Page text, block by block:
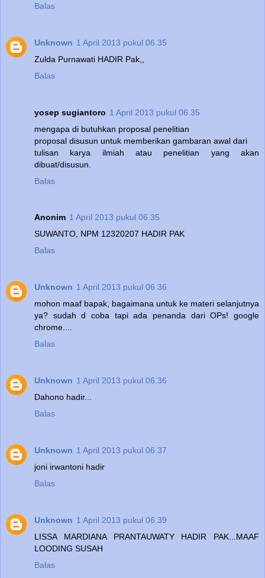
Balas
Unknown 1 April 2013 pukul 06.35
Zulda Purnawati HADIR Pak,,
Balas
yosep sugiantoro 1 April 2013 pukul 06.35
mengapa di butuhkan proposal penelitian
proposal disusun untuk memberikan gambaran awal dari
tulisan karya ilmiah atau penelitian yang akan
dibuat/disusun.
Balas
Anonim 1 April 2013 pukul 06.35
SUWANTO, NPM 12320207 HADIR PAK
Balas
Unknown 1 April 2013 pukul 06.36
mohon maaf bapak, bagaimana untuk ke materi selanjutnya
ya? sudah d coba tapi ada penanda dari OPs! google
chrome....
Balas
Unknown 1 April 2013 pukul 06.36
Dahono hadir...
Balas
Unknown 1 April 2013 pukul 06.37
joni irwantoni hadir
Balas
Unknown 1 April 2013 pukul 06.39
LISSA MARDIANA PRANTAUWATY HADIR PAK...MAAF
LOODING SUSAH
Balas